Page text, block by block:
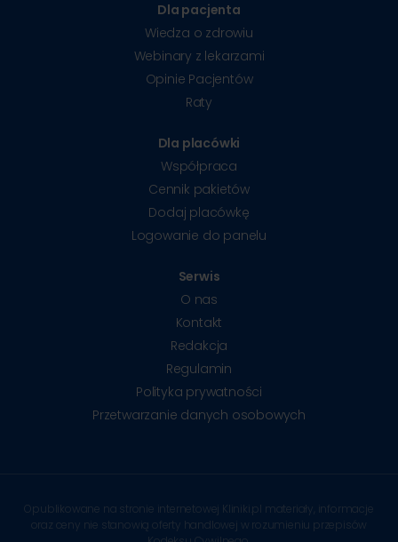
Dla pacjenta
Wiedza o zdrowiu
Webinary z lekarzami
Opinie Pacjentów
Raty
Dla placówki
Współpraca
Cennik pakietów
Dodaj placówkę
Logowanie do panelu
Serwis
O nas
Kontakt
Redakcja
Regulamin
Polityka prywatności
Przetwarzanie danych osobowych
Opublikowane na stronie internetowej Kliniki.pl materiały, informacje
oraz ceny nie stanowią oferty handlowej w rozumieniu przepisów